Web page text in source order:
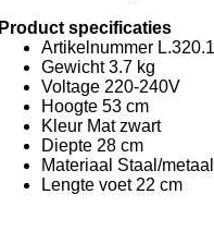
Product specificaties
Artikelnummer
Gewicht 3.7 kg
Voltage 220-240V
Hoogte 53 cm
Kleur Mat zwart
Diepte 28 cm
Materiaal Staal/metaal
Lengte voet 22 cm